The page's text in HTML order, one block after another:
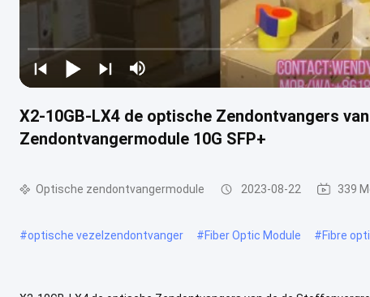
X2-10GB-LX4 de optische Zendontvangers
Zendontvangermodule 10G SFP+
Optische zendontvangermodule 2023-08-22 339
#optische vezelzendontvanger #Fiber Optic Module #Fibre